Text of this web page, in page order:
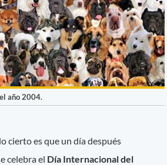
año 2004.
cierto es que un día después
celebra el Día Internacional del